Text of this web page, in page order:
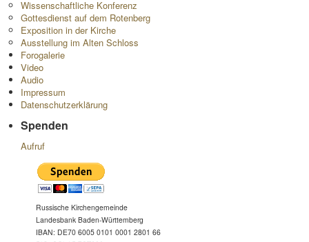
Wissenschaftliche Konferenz
Gottesdienst auf dem Rotenberg
Exposition in der Kirche
Ausstellung im Alten Schloss
Forogalerie
Video
Audio
Impressum
Datenschutzerklärung
Spenden
Aufruf
Russische Kirchengemeinde
Landesbank Baden-Württemberg
IBAN: DE70 6005 0101 0001 2801 66